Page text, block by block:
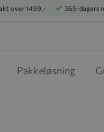
over 1499,- 365-dagers
Pakkeløsning